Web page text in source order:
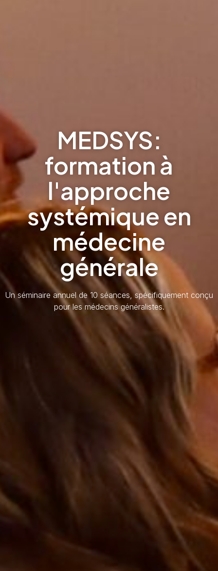
MEDSYS:
formation à
l'approche
systémique en
médecine
générale
Un séminaire annuel de 10 séances, spécifiquement conçu
pour les médecins généralistes.